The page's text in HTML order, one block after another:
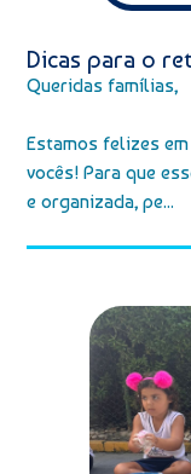
Dicas para o
Queridas famílias,
Estamos felizes
vocês! Para que
e organizada, pe...